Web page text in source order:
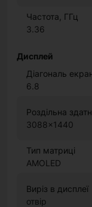
Частота, ГГц
3.36
Дисплей
Діагональ
6.8
Роздільна
3088x1440
Тип матриці
AMOLED
Виріз в дисплеї
отвір